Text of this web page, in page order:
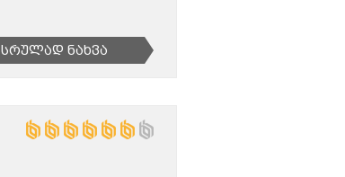
Სრულად Ნახვა